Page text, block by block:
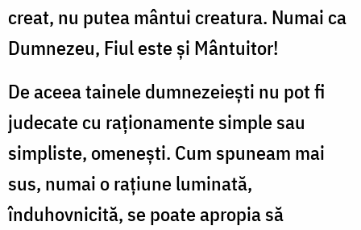
creat, nu putea mântui creatura. Numai ca
Dumnezeu, Fiul este şi Mântuitor!
De aceea tainele dumnezeieşti nu pot fi
judecate cu raţionamente simple sau
simpliste, omeneşti. Cum spuneam mai
sus, numai o raţiune luminată,
înduhovnicită, se poate apropia să